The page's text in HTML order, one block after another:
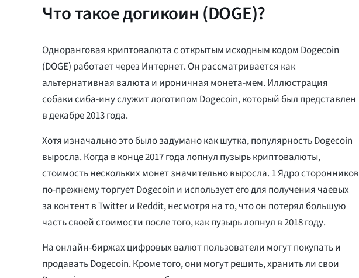
Что такое догикоин (DOGE)?
Одноранговая криптовалюта с открытым исходным кодом Dogecoin
(DOGE) работает через Интернет. Он рассматривается как
альтернативная валюта и ироничная монета-мем. Иллюстрация
собаки сиба-ину служит логотипом Dogecoin, который был представлен
в декабре 2013 года.
Хотя изначально это было задумано как шутка, популярность Dogecoin
выросла. Когда в конце 2017 года лопнул пузырь криптовалюты,
стоимость нескольких монет значительно выросла. 1 Ядро сторонников
по-прежнему торгует Dogecoin и использует его для получения чаевых
за контент в Twitter и Reddit, несмотря на то, что он потерял большую
часть своей стоимости после того, как пузырь лопнул в 2018 году.
На онлайн-биржах цифровых валют пользователи могут покупать и
продавать Dogecoin. Кроме того, они могут решить, хранить ли свои